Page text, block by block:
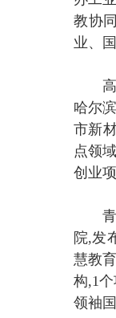
教协
业、
哈尔
市新
点领
创业
院,发
慧教
构,1
领袖